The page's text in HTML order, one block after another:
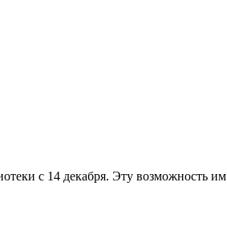
с 14 декабря. Эту возможность им